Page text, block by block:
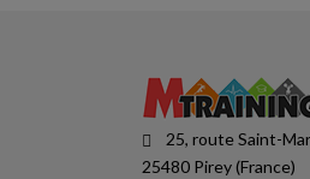
25, route Saint-
25480 Pirey (France)